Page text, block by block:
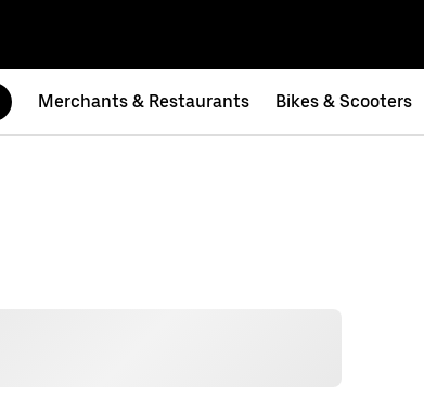
Merchants & Restaurants Bikes & Scooters